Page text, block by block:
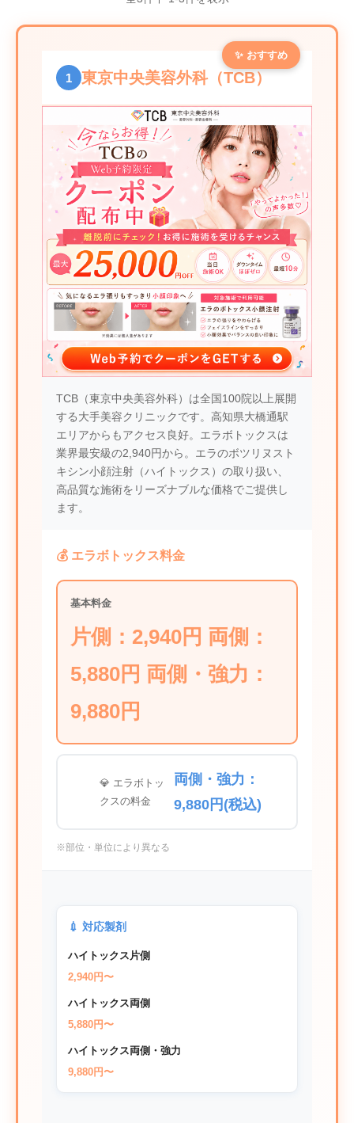
✨ おすすめ
1 東京中央美容外科（TCB）
TCB（東京中央美容外科）は全国100院以上展開
する大手美容クリニックです。高知県大橋通駅
エリアからもアクセス良好。エラボトックスは
業界最安級の2,940円から。エラのボツリヌスト
キシン小顔注射（ハイトックス）の取り扱い、
高品質な施術をリーズナブルな価格でご提供し
ます。
💰 エラボトックス料金
基本料金
片側：2,940円 両側：
5,880円 両側・強力：
9,880円
💎 エラボトッ
クスの料金
両側・強力：
9,880円(税込)
※部位・単位により異なる
💉 対応製剤
ハイトックス片側
2,940円〜
ハイトックス両側
5,880円〜
ハイトックス両側・強力
9,880円〜